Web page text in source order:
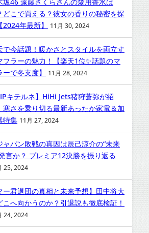
坂46 遠藤さくらさんの愛用香水は
どこで買える？彼女の香りの秘密を探
2024年最新】
11月 30, 2024
で今話題！暖かさとスタイルを両立す
フラーの魅力！【楽天1位✨話題のマ
ーで冬支度】
11月 28, 2024
キテルネ】HiHi Jets猪狩蒼弥が紹
寒さを乗り切る最新あったか家電＆加
特集 11月 27, 2024
ャパン敗戦の真因は辰己涼介の“未来
言か？ プレミア12決勝を振り返る
25, 2024
ー君退団の真相と未来予想】田中将大
こへ向かうのか？引退説も徹底検証！
24, 2024